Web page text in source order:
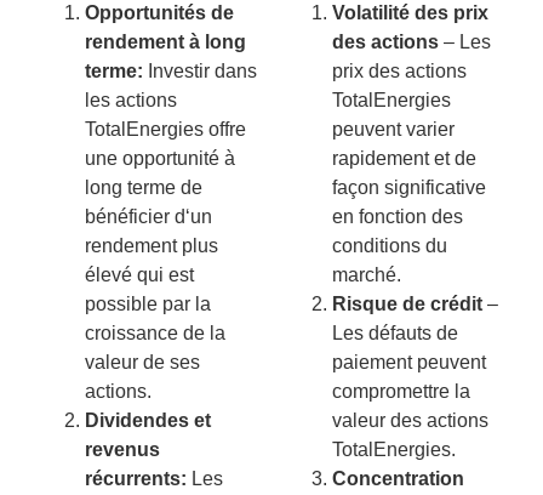
Opportunités de
rendement à long
terme: Investir dans
les actions
Total Energies offre
une opportunité à
long terme de
bénéficier d‘un
rendementplus
é levé qui est
possible par la
croissance de la
valeur de ses
actions.
Dividendes et
revenus
récurrents: Les
Volatilité des prix
des actions – Les
prix des actions
Total Energies
peuventvarier
rapidementetde
façon significative
en fonction des
conditions du
marché.
Risque de crédit –
Les défauts de
paiementpeuvent
compromettre la
valeur des actions
Total Energies.
Concentration